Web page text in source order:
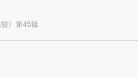
较》第45辑